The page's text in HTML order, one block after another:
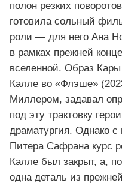
полон резких
готовила сольный
роли — для него Ана
в рамках прежней
вселенной. Образ
Калле во «Флэше»
Миллером, задавал
под эту трактовку
драматургия. Однако
Питера Сафрана курс
Калле был закрыт, а,
одна деталь из